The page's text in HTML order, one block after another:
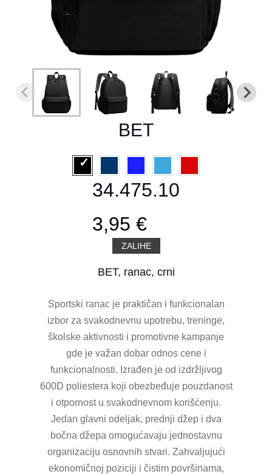
BET
34.475.10
3,95 €
ZALIHE
BET, ranac, crni
Sportski ranac je praktičan i funkcionalan
izbor za svakodnevnu upotrebu, treninge,
školske aktivnosti i promotivne kampanje
gde je važan dobar odnos cene i
funkcionalnosti. Izrađen je od izdržljivog
600D poliestera koji obezbeđuje pouzdanost
i otpornost u svakodnevnom korišćenju.
Jedan glavni odeljak, prednji džep i dva
bočna džepa omogućavaju jednostavnu
organizaciju osnovnih stvari. Zahvaljujući
ekonomičnoj poziciji i čistim površinama,